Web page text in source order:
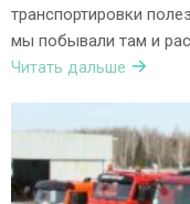
транспортировки
мы побывали там и
Читать дальше